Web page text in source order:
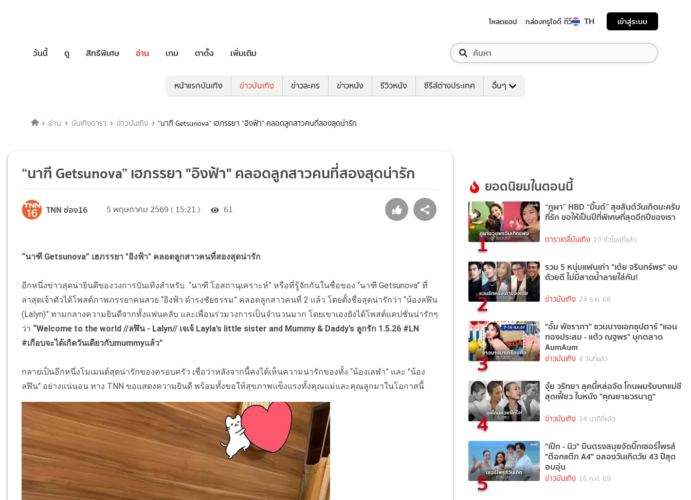
โหลดแอป กล่องทรูไอดี ทีวี TH เข้าสู่ระบบ
วันนี้ ดู สิทธิพิเศษ อ่าน เกม ตาตั้ง เพิ่มเติม
หน้าแรกบันเทิง ข่าวบันเทิง ข่าวละคร ข่าวหนัง รีวิวหนัง ซีรีส์ต่างประเทศ อื่นๆ
อ่าน บันเทิงดารา ข่าวบันเทิง “นาฑี Getsunova” เฮภรรยา "อิงฟ้า" คลอดลูกสาวคนที่สองสุดน่ารัก
“นาฑี Getsunova” เฮภรรยา "อิงฟ้า" คลอดลูกสาวคนที่สองสุดน่ารัก
TNN ช่อง16 5 พฤษภาคม 2569 ( 15:21 ) 61
“นาฑี Getsunova” เฮภรรยา "อิงฟ้า" คลอดลูกสาวคนที่สองสุดน่ารัก
อีกหนึ่งข่าวสุดน่ายินดีของวงการบันเทิงสำหรับ “นาฑี โอสถานุเคราะห์” หรือที่รู้จักกันในชื่อของ “นาฑี Getsunova” ที่
ล่าสุดเจ้าตัวได้โพสต์ภาพภรรยาคนสวย “อิงฟ้า ดำรงชัยธรรม” คลอดลูกสาวคนที่ 2 แล้ว โดยตั้งชื่อสุดน่ารักว่า “น้องลฬิน
(Lalyn)” ทามกลางความยินดีจากทั้งแฟนคลับ และเพื่อนร่วมวงการเป็นจำนวนมาก โดยเขาเองยังได้โพสต์แคปชั่นน่ารักๆ
ว่า “Welcome to the world //ลฬิน - Lalyn// เจเจ้ Layla’s little sister and Mummy & Daddy’s ลูกรัก 1.5.26 #LN
#เกือบจะได้เกิดวันเดียวกับmummyแล้ว”
กลายเป็นอีกหนึ่งโมเมนต์สุดน่ารักของครอบครัว เชื่อว่าหลังจากนี้คงได้เห็นความน่ารักของทั้ง “น้องเลฬา” และ "น้อง
ลฬิน" อย่างแน่นอน ทาง TNN ขอแสดงความยินดี พร้อมทั้งขอให้สุขภาพแข็งแรงทั้งคุณแม่และคุณลูกมาในโอกาสนี้
ยอดนิยมในตอนนี้
1
“ภูผา” HBD “มิ้นต์” สุขสันต์วันเกิดนะครับ
ที่รัก ขอให้เป็นปีที่พิเศษที่สุดอีกปีของเรา
ดาราเดลี่บันเทิง 10 ชั่วโมงที่แล้ว
2
รวม 5 หนุ่มแฟนเก่า "เต้ย จรินทร์พร" จบ
ด้วยดี ไม่มีสาดน้ำลายใส่กัน!
ข่าวบันเทิง 24 ธ.ค. 68
3
"อั้ม พัชราภา" ชวนนางเอกซุปตาร์ "แอน
ทองประสม - แต้ว ณฐพร" บุกตลาด
AumAum
ข่าวบันเทิง 4 วันที่แล้ว
4
จุ๋ย วรัทยา ลุคนี้หล่อจัด โกนผมรับบทแม่ชี
สุดเฟี้ยว ในหนัง "คุณยายวรนาฎ"
ข่าวบันเทิง 34 นาทีที่แล้ว
5
"เป๊ก - นิว" บินตรงสมุยจัดบิ๊กเซอร์ไพรส์
"ต๊อกแต๊ก A4" ฉลองวันเกิดวัย 43 ปีสุด
อบอุ่น
ข่าวบันเทิง 16 ก.ค. 69